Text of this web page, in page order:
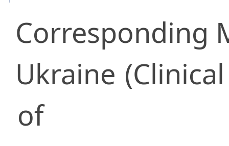
Corresponding
Ukraine
of